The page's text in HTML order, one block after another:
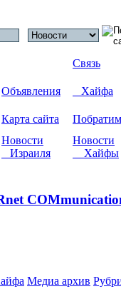
Связь
Объявления Хайфа
Карта сайта
Новости
Израиля
Новости
Хайфы
Медиа архив